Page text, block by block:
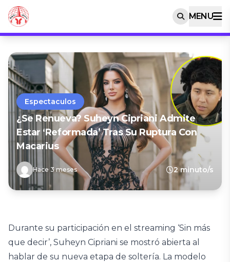
MENU
Espectaculos
¿Se Renueva? Suheyn Cipriani Admite
Estar ‘reformada’ Tras Su Ruptura Con
Macarius
Hace 3 meses 2 minuto/s
Durante su participación en el streaming ‘Sin más
que decir’, Suheyn Cipriani se mostró abierta al
hablar de su nueva etapa de soltería. La modelo